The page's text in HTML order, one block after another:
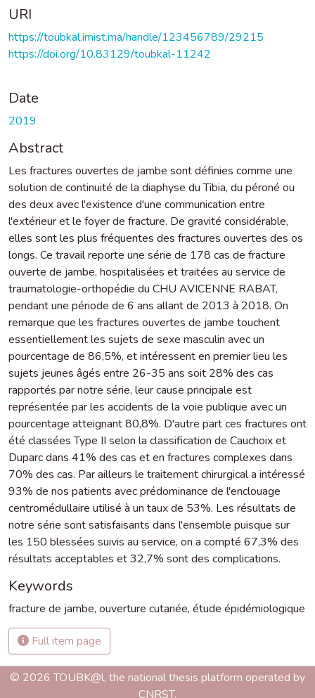
URI
https://toubkal.imist.ma/handle/123456789/29215
https://doi.org/10.83129/toubkal-11242
Date
2019
Abstract
Les fractures ouvertes de jambe sont définies comme une
solution de continuité de la diaphyse du Tibia, du péroné ou
des deux avec l'existence d'une communication entre
l'extérieur et le foyer de fracture. De gravité considérable,
elles sont les plus fréquentes des fractures ouvertes des os
longs. Ce travail reporte une série de 178 cas de fracture
ouverte de jambe, hospitalisées et traitées au service de
traumatologie-orthopédie du CHU AVICENNE RABAT,
pendant une période de 6 ans allant de 2013 à 2018. On
remarque que les fractures ouvertes de jambe touchent
essentiellement les sujets de sexe masculin avec un
pourcentage de 86,5%, et intéressent en premier lieu les
sujets jeunes âgés entre 26-35 ans soit 28% des cas
rapportés par notre série, leur cause principale est
représentée par les accidents de la voie publique avec un
pourcentage atteignant 80,8%. D'autre part ces fractures ont
été classées Type II selon la classification de Cauchoix et
Duparc dans 41% des cas et en fractures complexes dans
70% des cas. Par ailleurs le traitement chirurgical a intéressé
93% de nos patients avec prédominance de l'enclouage
centromédullaire utilisé à un taux de 53%. Les résultats de
notre série sont satisfaisants dans l'ensemble puisque sur
les 150 blessées suivis au service, on a compté 67,3% des
résultats acceptables et 32,7% sont des complications.
Keywords
fracture de jambe, ouverture cutanée, étude épidémiologique
Full item page
© 2026 TOUBK@l, the national thesis platform operated by
CNRST.